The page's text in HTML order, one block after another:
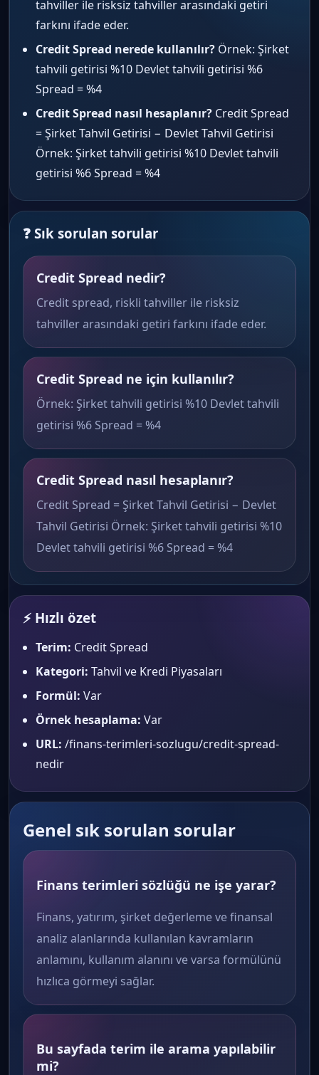
tahviller ile risksiz tahviller arasındaki getiri
farkını ifade eder.
Credit Spread nerede kullanılır? Örnek: Şirket
tahvili getirisi %10 Devlet tahvili getirisi %6
Spread = %4
Credit Spread nasıl hesaplanır? Credit Spread
= Şirket Tahvil Getirisi − Devlet Tahvil Getirisi
Örnek: Şirket tahvili getirisi %10 Devlet tahvili
getirisi %6 Spread = %4
❓ Sık sorulan sorular
Credit Spread nedir?
Credit spread, riskli tahviller ile risksiz
tahviller arasındaki getiri farkını ifade eder.
Credit Spread ne için kullanılır?
Örnek: Şirket tahvili getirisi %10 Devlet tahvili
getirisi %6 Spread = %4
Credit Spread nasıl hesaplanır?
Credit Spread = Şirket Tahvil Getirisi − Devlet
Tahvil Getirisi Örnek: Şirket tahvili getirisi %10
Devlet tahvili getirisi %6 Spread = %4
⚡ Hızlı özet
Terim: Credit Spread
Kategori: Tahvil ve Kredi Piyasaları
Formül: Var
Örnek hesaplama: Var
URL: /finans-terimleri-sozlugu/credit-spread-
nedir
Genel sık sorulan sorular
Finans terimleri sözlüğü ne işe yarar?
Finans, yatırım, şirket değerleme ve finansal
analiz alanlarında kullanılan kavramların
anlamını, kullanım alanını ve varsa formülünü
hızlıca görmeyi sağlar.
Bu sayfada terim ile arama yapılabilir
mi?